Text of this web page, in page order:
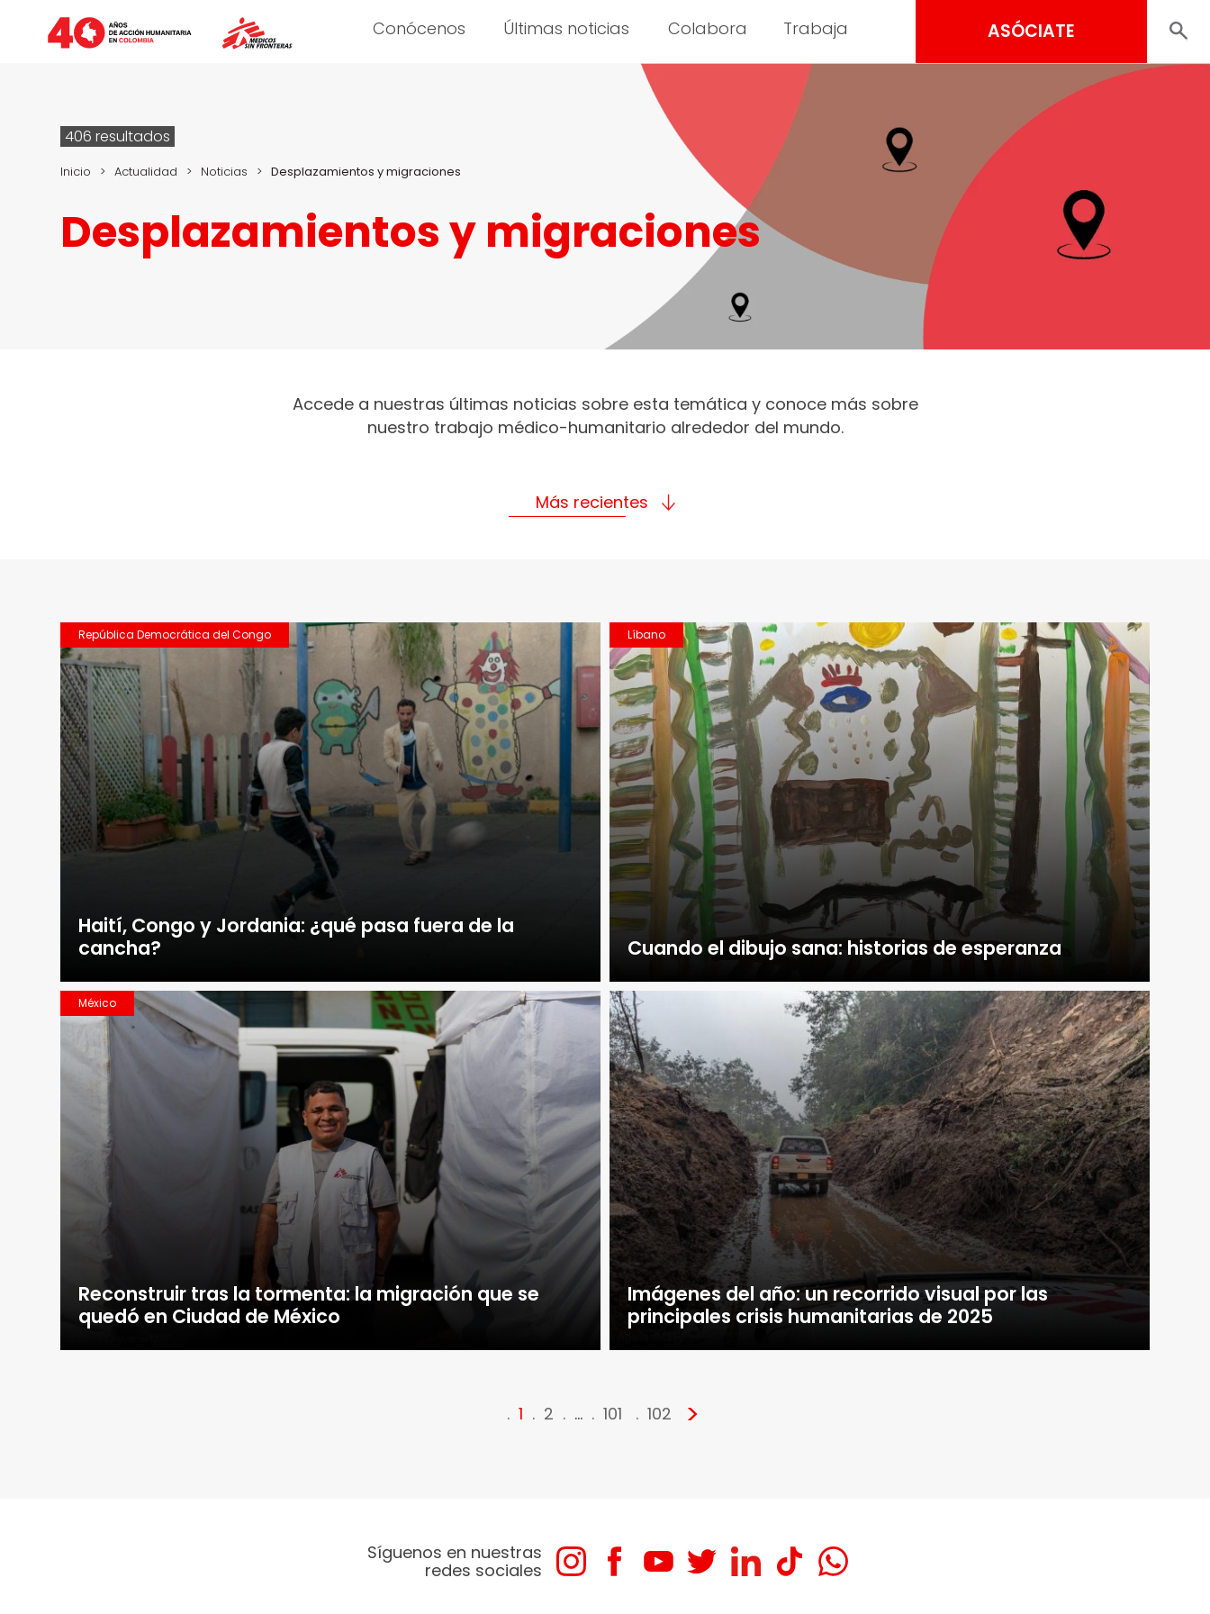
Conócenos Últimas noticias Colabora Trabaja ASÓCIATE
406 resultados
Inicio > Actualidad > Noticias > Desplazamientos y migraciones
Desplazamientos y migraciones
Accede a nuestras últimas noticias sobre esta temática y conoce más sobre
nuestro trabajo médico-humanitario alrededor del mundo.
Más recientes
República Democrática del Congo
Haití, Congo y Jordania: ¿qué pasa fuera de la
cancha?
Líbano
Cuando el dibujo sana: historias de esperanza
México
Reconstruir tras la tormenta: la migración que se
quedó en Ciudad de México
Imágenes del año: un recorrido visual por las
principales crisis humanitarias de 2025
1 2 … 101 102 >
Síguenos en nuestras
redes sociales